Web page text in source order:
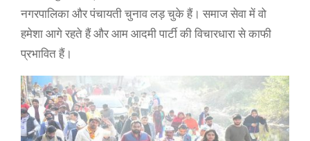
नगरपालिका और पंचायती चुनाव लड़ चुके हैं। समाज सेवा में वो
हमेशा आगे रहते हैं और आम आदमी पार्टी की विचारधारा से काफी
प्रभावित हैं।